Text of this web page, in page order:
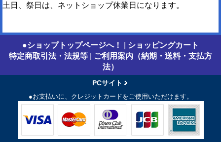
土日、祭日は、ネットショップ休業日になります。
●ショップトップページへ！
ショッピングカート
特定商取引法・法規等
ご利用案内（納期・送料・支払方
法）
PCサイト
●お支払いに、クレジットカードをご使用いただけます。